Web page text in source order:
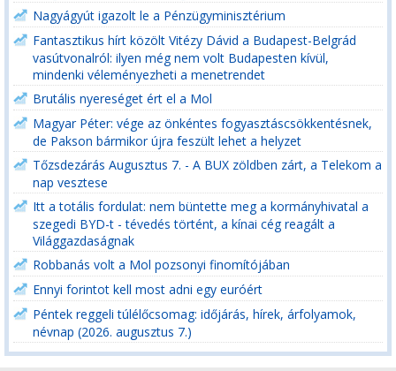
Nagyágyút igazolt le a Pénzügyminisztérium
Fantasztikus hírt közölt Vitézy Dávid a Budapest-Belgrád
vasútvonalról: ilyen még nem volt Budapesten kívül,
mindenki véleményezheti a menetrendet
Brutális nyereséget ért el a Mol
Magyar Péter: vége az önkéntes fogyasztáscsökkentésnek,
de Pakson bármikor újra feszült lehet a helyzet
Tőzsdezárás Augusztus 7. - A BUX zöldben zárt, a Telekom a
nap vesztese
Itt a totális fordulat: nem büntette meg a kormányhivatal a
szegedi BYD-t - tévedés történt, a kínai cég reagált a
Világgazdaságnak
Robbanás volt a Mol pozsonyi finomítójában
Ennyi forintot kell most adni egy euróért
Péntek reggeli túlélőcsomag: időjárás, hírek, árfolyamok,
névnap (2026. augusztus 7.)